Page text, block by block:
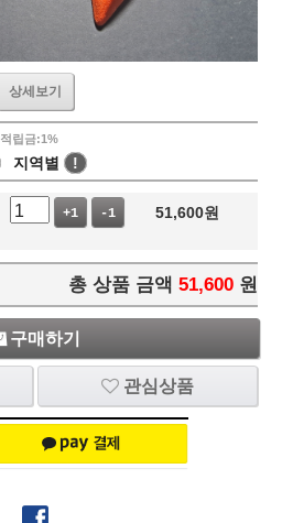
상세보기
적립금:1%
지역별 !
+1 -1 51,600원
총 상품 금액 51,600 원
구매하기
관심상품